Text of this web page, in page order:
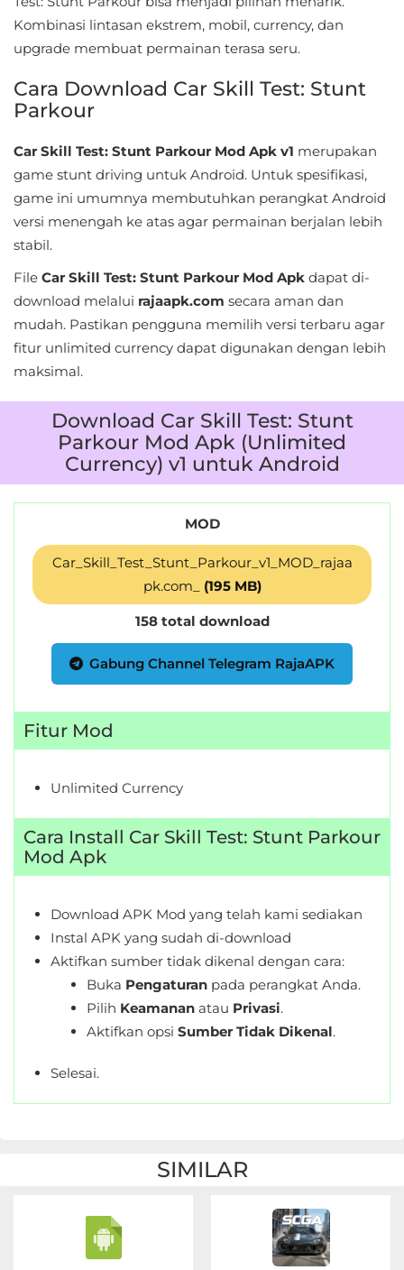
Local
Video
Players
Editors
Weather
Rekomendasi
Kombinasi lintasan ekstrem, mobil, currency, dan
upgrade membuat permainan terasa seru.
Cara Download Car Skill Test: Stunt
Parkour
Car Skill Test: Stunt Parkour Mod Apk v1 merupakan
game stunt driving untuk Android. Untuk spesifikasi,
game ini umumnya membutuhkan perangkat Android
versi menengah ke atas agar permainan berjalan lebih
stabil.
File Car Skill Test: Stunt Parkour Mod Apk dapat di-
download melalui rajaapk.com secara aman dan
mudah. Pastikan pengguna memilih versi terbaru agar
fitur unlimited currency dapat digunakan dengan lebih
maksimal.
Download Car Skill Test: Stunt
Parkour Mod Apk (Unlimited
Currency) v1 untuk Android
MOD
Car_Skill_Test_Stunt_Parkour_v1_MOD_rajaa
pk.com_ (195 MB)
158 total download
Gabung Channel Telegram RajaAPK
Fitur Mod
Unlimited Currency
Cara Install Car Skill Test: Stunt Parkour
Mod Apk
Download APK Mod yang telah kami sediakan
Instal APK yang sudah di-download
Aktifkan sumber tidak dikenal dengan cara:
Buka Pengaturan pada perangkat Anda.
Pilih Keamanan atau Privasi.
Aktifkan opsi Sumber Tidak Dikenal.
Selesai.
SIMILAR